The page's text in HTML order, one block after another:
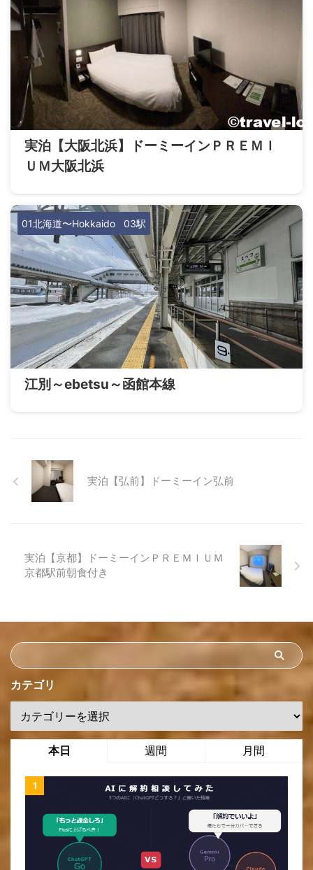
実泊【大阪北浜】ドーミーインＰＲＥＭＩ
ＵＭ大阪北浜
01北海道〜Hokkaido 03駅
江別～ebetsu～函館本線
実泊【弘前】ドーミーイン弘前
実泊【京都】ドーミーインＰＲＥＭＩＵＭ
京都駅前朝食付き
カテゴリ
本日 週間 月間